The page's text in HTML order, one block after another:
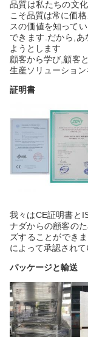
品質は私たちの文
こそ品質は常に価
スの価値を知って
できます.だから,あ
ようとします
顧客から学び,顧客
生産ソリューショ
証明書
我々はCE証明書と
ナダからの顧客の
ズすることができ
によって承認されて
パッケージと輸送